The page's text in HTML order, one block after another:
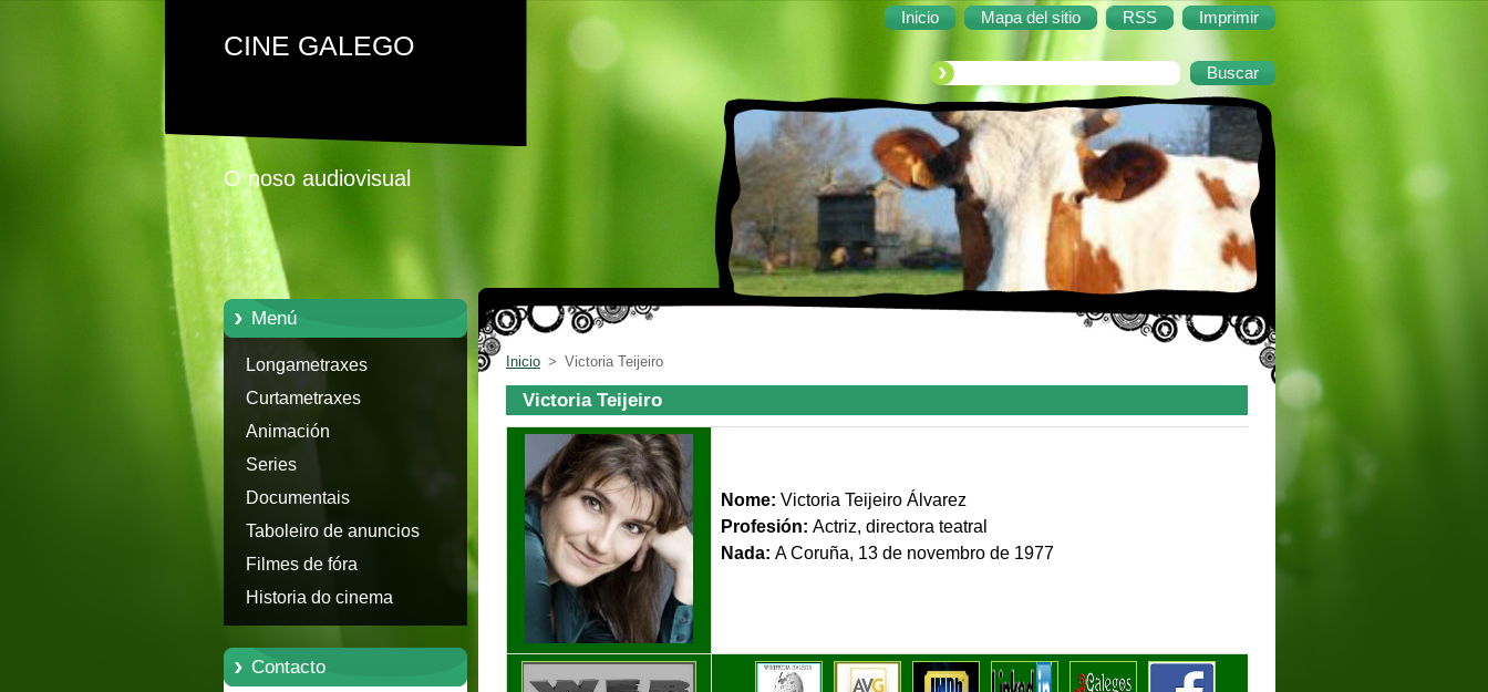
Inicio Mapa del sitio RSS Imprimir
CINE GALEGO
O noso audiovisual
Menú
Longametraxes
Curtametraxes
Animación
Series
Documentais
Taboleiro de anuncios
Filmes de fóra
Historia do cinema
Contacto
Inicio > Victoria Teijeiro
Victoria Teijeiro
Nome: Victoria Teijeiro Álvarez
Profesión: Actriz, directora teatral
Nada: A Coruña, 13 de novembro de 1977